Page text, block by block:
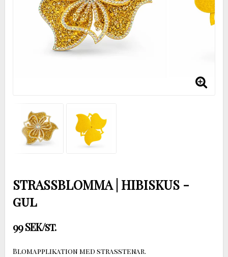
STRASSBLOMMA | HIBISKUS -
gul
99 SEK/st.
Blomapplikation med strasstenar.